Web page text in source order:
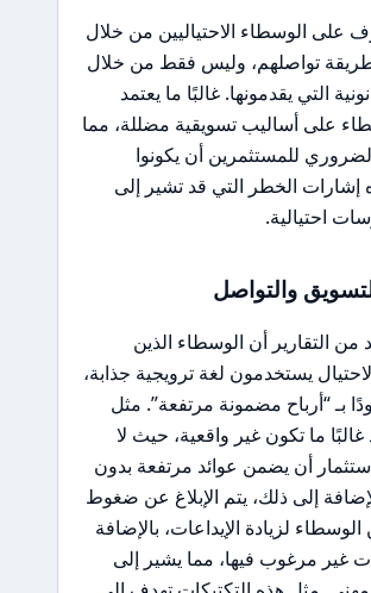
على الوسطاء الاحتياليين من خلال
تواصلهم، وليس فقط من خلال
التي يقدمونها. غالبًا ما يعتمد
على أساليب تسويقية مضللة، مما
للمستثمرين أن يكونوا
إشارات الخطر التي قد تشير إلى
احتيالية.
والتواصل
من التقارير أن الوسطاء الذين
يستخدمون لغة ترويجية جذابة،
بـ “أرباح مضمونة مرتفعة”. مثل
ما تكون غير واقعية، حيث لا
أن يضمن عوائد مرتفعة بدون
إلى ذلك، يتم الإبلاغ عن ضغوط
لزيادة الإيداعات، بالإضافة
غير مرغوب فيها، مما يشير إلى